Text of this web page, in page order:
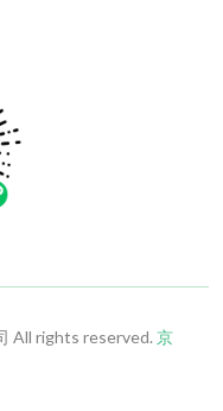
All rights reserved. 京